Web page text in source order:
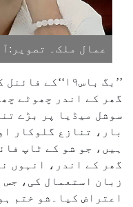
عمال ملک۔
’’بگ
گھر کے اندر چھوٹے
سوشل میڈیا پر بڑے
بار، تنازع گلوکار
ہیں، جو شو کے ٹاپ
گھر کے اندر، انہوں
زبان استعمال کی،
اعتراض کیا۔شو ختم